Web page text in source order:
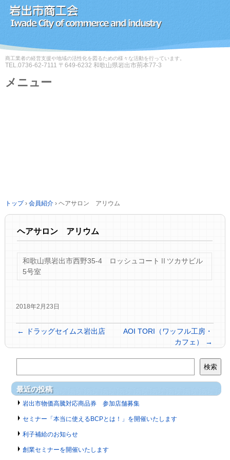
商工業者の経営支援や地域の活性化を図るための様々な活動を行っています。
TEL.0736-62-7111 〒649-6232 和歌山県岩出市荊本77-3
メニュー
トップ › 会員紹介 › ヘアサロン アリウム
ヘアサロン アリウム
和歌山県岩出市西野35-4 ロッシュコートⅡツカサビル
5号室
2018年2月23日
← ドラッグセイムス岩出店
AOI TORI（ワッフル工房・
カフェ）
→
検索
最近の投稿
岩出市物価高騰対応商品券 参加店舗募集
セミナー「本当に使えるBCPとは！」を開催いたします
利子補給のお知らせ
創業セミナーを開催いたします